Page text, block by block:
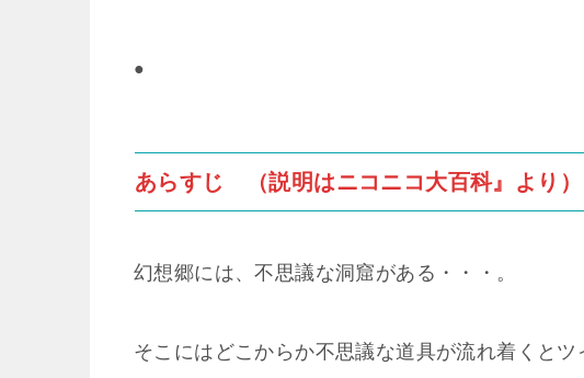
●
あらすじ （説明はニコニコ大百科』より）
幻想郷には、不思議な洞窟がある・・・。
そこにはどこからか不思議な道具が流れ着くと